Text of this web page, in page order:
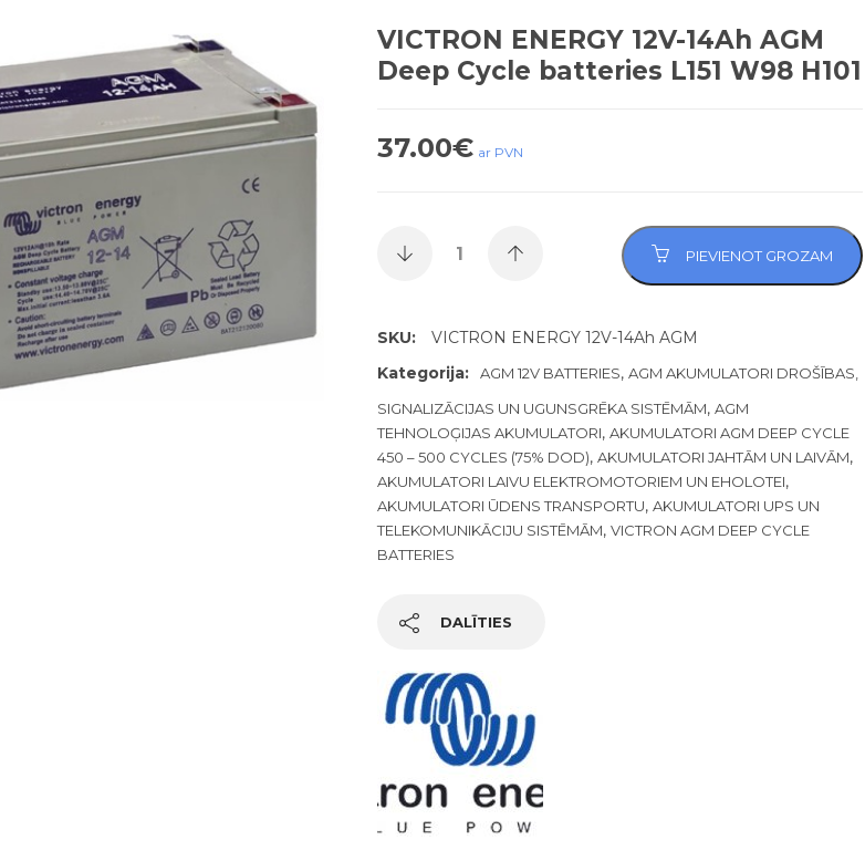
VICTRON ENERGY 12V-14Ah AGM
Deep Cycle batteries L151 W98 H101
37.00€ ar PVN
PIEVIENOT GROZAM
SKU:
VICTRON ENERGY 12V-14Ah AGM
Kategorija:
AGM 12V BATTERIES, AGM AKUMULATORI DROŠĪBAS,
SIGNALIZĀCIJAS UN UGUNSGRĒKA SISTĒMĀM, AGM
TEHNOLOĢIJAS AKUMULATORI, AKUMULATORI AGM DEEP CYCLE
450 – 500 CYCLES (75% DOD), AKUMULATORI JAHTĀM UN LAIVĀM,
AKUMULATORI LAIVU ELEKTROMOTORIEM UN EHOLOTEI,
AKUMULATORI ŪDENS TRANSPORTU, AKUMULATORI UPS UN
TELEKOMUNIKĀCIJU SISTĒMĀM, VICTRON AGM DEEP CYCLE
BATTERIES
DALĪTIES